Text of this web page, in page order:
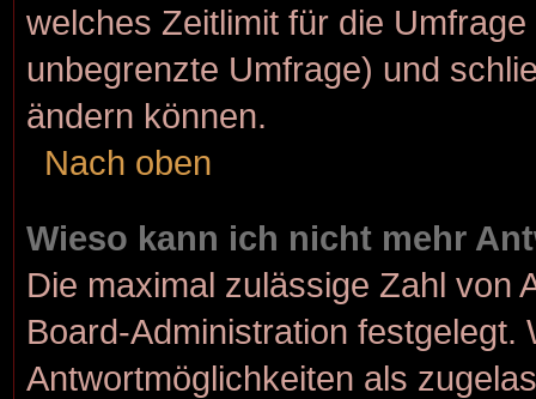
welches Zeitlimit für die
unbegrenzte Umfrage) und
ändern können.
Nach oben
Wieso kann ich nicht mehr
Die maximal zulässige Zahl von
Board-Administration festgelegt.
Antwortmöglichkeiten als